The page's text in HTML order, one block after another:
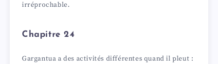
irréprochable.
Chapitre 24
Gargantua a des activités différentes quand il pleut :